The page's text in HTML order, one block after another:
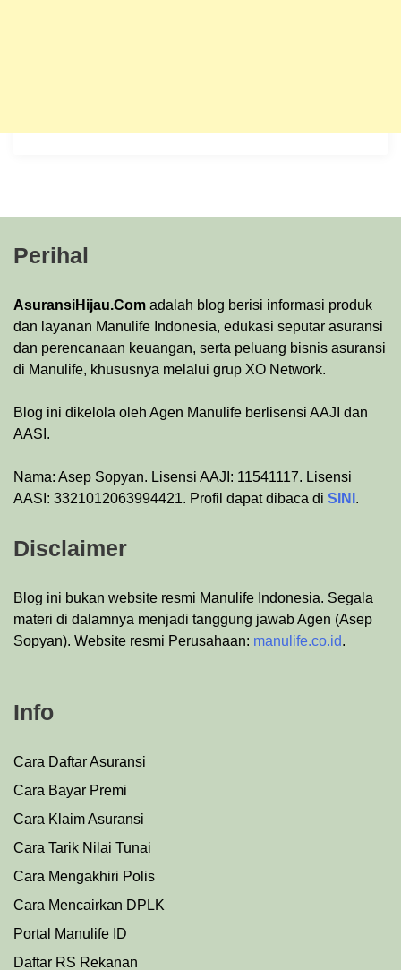
Perihal
AsuransiHijau.Com adalah blog berisi informasi produk
dan layanan Manulife Indonesia, edukasi seputar asuransi
dan perencanaan keuangan, serta peluang bisnis asuransi
di Manulife, khususnya melalui grup XO Network.
Blog ini dikelola oleh Agen Manulife berlisensi AAJI dan
AASI.
Nama: Asep Sopyan. Lisensi AAJI: 11541117. Lisensi
AASI: 3321012063994421. Profil dapat dibaca di SINI .
Disclaimer
Blog ini bukan website resmi Manulife Indonesia. Segala
materi di dalamnya menjadi tanggung jawab Agen (Asep
Sopyan). Website resmi Perusahaan: manulife.co.id.
Info
Cara Daftar Asuransi
Cara Bayar Premi
Cara Klaim Asuransi
Cara Tarik Nilai Tunai
Cara Mengakhiri Polis
Cara Mencairkan DPLK
Portal Manulife ID
Daftar RS Rekanan